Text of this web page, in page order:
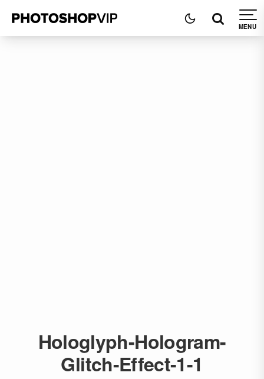
Hologlyph-Hologram-
Glitch-Effect-1-1